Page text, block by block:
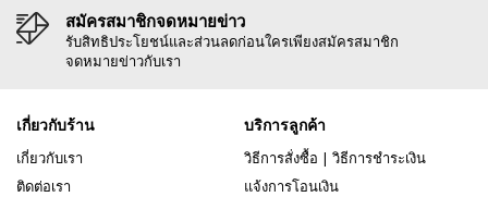
สมัครสมาชิกจดหมายข่าว
รับสิทธิประโยชน์และส่วนลดก่อนใครเพียงสมัครสมาชิก
จดหมายข่าวกับเรา
เกี่ยวกับร้าน
เกี่ยวกับเรา
ติดต่อเรา
บริการลูกค้า
วิธีการสั่งซื้อ | วิธีการชำระเงิน
แจ้งการโอนเงิน